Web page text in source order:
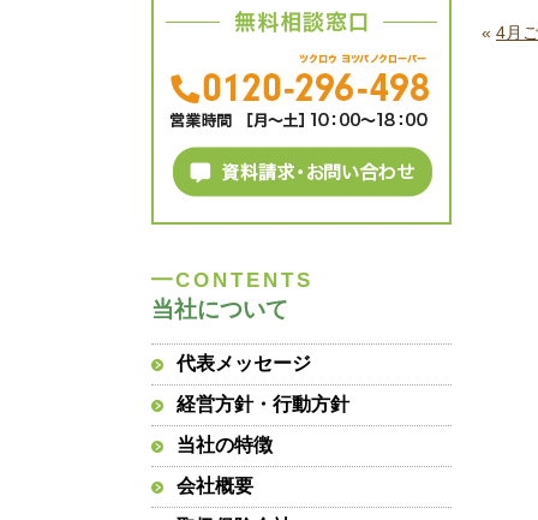
« 4月
当社について
代表メッセージ
経営方針・行動方針
当社の特徴
会社概要